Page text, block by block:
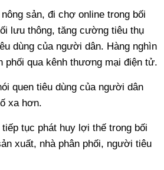
sản, đi chợ online trong bối
lưu thông, tăng cường tiêu thụ
dùng của người dân. Hàng nghìn
phối qua kênh thương mại điện tử.
quen tiêu dùng của người dân
xa hơn.
tục phát huy lợi thế trong bối
xuất, nhà phân phối, người tiêu